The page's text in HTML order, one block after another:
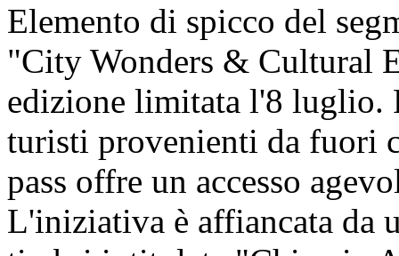
Elemento di spicco del
"City Wonders & Cultural
edizione limitata l'8 luglio.
turisti provenienti da fuori
pass offre un accesso
L'iniziativa è affiancata da